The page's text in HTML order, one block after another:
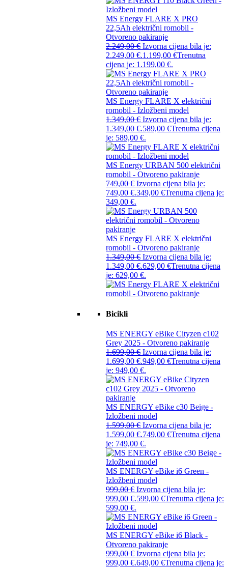
MS Energy FLARE X PRO
22,5Ah električni romobil -
Otvoreno pakiranje
2.249,00€ Izvorna cijena bila je:
2.249,00 €.1.199,00 €Trenutna
cijena je: 1.199,00 €.
MS Energy FLARE X električni
romobil - Izložbeni model
1.349,00€ Izvorna cijena bila je:
1.349,00 €.589,00 €Trenutna cijena
je: 589,00 €.
MS Energy URBAN 500 električni
romobil - Otvoreno pakiranje
749,00€ Izvorna cijena bila je:
749,00 €.349,00 €Trenutna cijena je:
349,00 €.
MS Energy FLARE X električni
romobil - Otvoreno pakiranje
1.349,00€ Izvorna cijena bila je:
1.349,00 €.629,00 €Trenutna cijena
je: 629,00 €.
Bicikli
MS ENERGY eBike Cityzen c102
Grey 2025 - Otvoreno pakiranje
1.699,00€ Izvorna cijena bila je:
1.699,00 €.949,00 €Trenutna cijena
je: 949,00 €.
MS ENERGY eBike c30 Beige -
Izložbeni model
1.599,00€ Izvorna cijena bila je:
1.599,00 €.749,00 €Trenutna cijena
je: 749,00 €.
MS ENERGY eBike i6 Green -
Izložbeni model
999,00€ Izvorna cijena bila je:
999,00 €.599,00 €Trenutna cijena je:
599,00 €.
MS ENERGY eBike i6 Black -
Otvoreno pakiranje
999,00€ Izvorna cijena bila je:
999,00 €.649,00 €Trenutna cijena je: